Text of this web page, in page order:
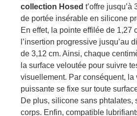
collection Hosed t’offre jusqu’à
de portée insérable en silicone
En effet, la pointe effilée de 1,27
l’insertion progressive jusqu’au
de 3,12 cm. Ainsi, chaque
la surface veloutée pour suivre
visuellement. Par conséquent, la
puissante se fixe sur toute
De plus, silicone sans phtalates,
corps. Enfin, compatible